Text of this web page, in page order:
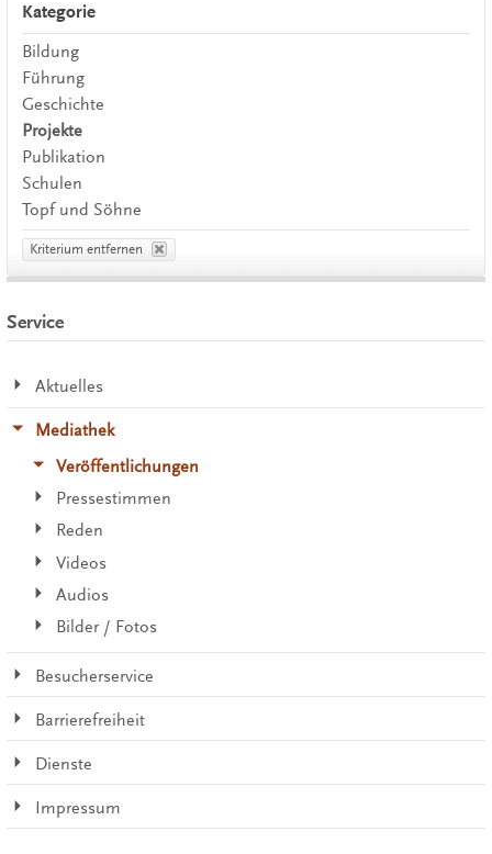
Kategorie
Bildung
Führung
Geschichte
Projekte
Publikation
Schulen
Topf und Söhne
Kriterium entfernen
Service
Aktuelles
Mediathek
Veröffentlichungen
Pressestimmen
Reden
Videos
Audios
Bilder / Fotos
Besucherservice
Barrierefreiheit
Dienste
Impressum